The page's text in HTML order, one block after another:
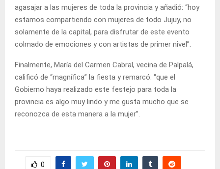
agasajar a las mujeres de toda la provincia y añadió: “hoy
estamos compartiendo con mujeres de todo Jujuy, no
solamente de la capital, para disfrutar de este evento
colmado de emociones y con artistas de primer nivel”.
Finalmente, María del Carmen Cabral, vecina de Palpalá,
calificó de “magnífica” la fiesta y remarcó: “que el
Gobierno haya realizado este festejo para toda la
provincia es algo muy lindo y me gusta mucho que se
reconozca de esta manera a la mujer”.
0